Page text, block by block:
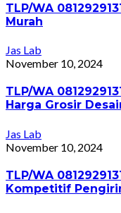
TLP/WA
Murah
Jas Lab
November 10, 2024
TLP/WA
Harga Grosir
Jas Lab
November 10, 2024
TLP/WA
Kompetitif